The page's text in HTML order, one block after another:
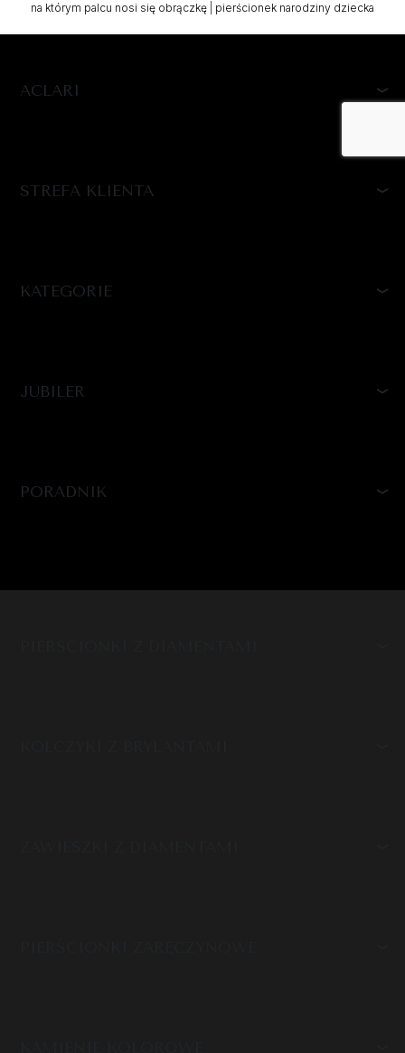
na którym palcu nosi się obrączkę
pierścionek narodziny dziecka
ACLARI
STREFA KLIENTA
KATEGORIE
JUBILER
PORADNIK